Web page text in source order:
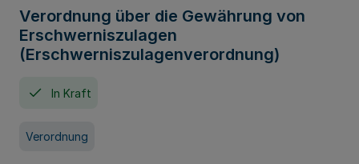
Verordnung über die Gewährung von
Erschwerniszulagen
(Erschwerniszulagenverordnung)
In Kraft
Verordnung